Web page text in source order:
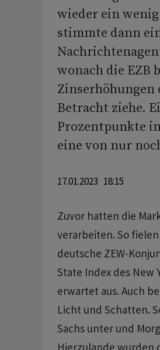
wieder ein wenig
stimmte dann
wonach die EZB
Zinserhöhungen
Betracht ziehe.
Prozentpunkte
eine von nur
17.01.2023 18:15
Zuvor hatten die
verarbeiten. So
deutsche ZEW-
State Index des New
erwartet aus. Auch
Licht und Schatten.
Sachs unter und
Hierzulande wurden